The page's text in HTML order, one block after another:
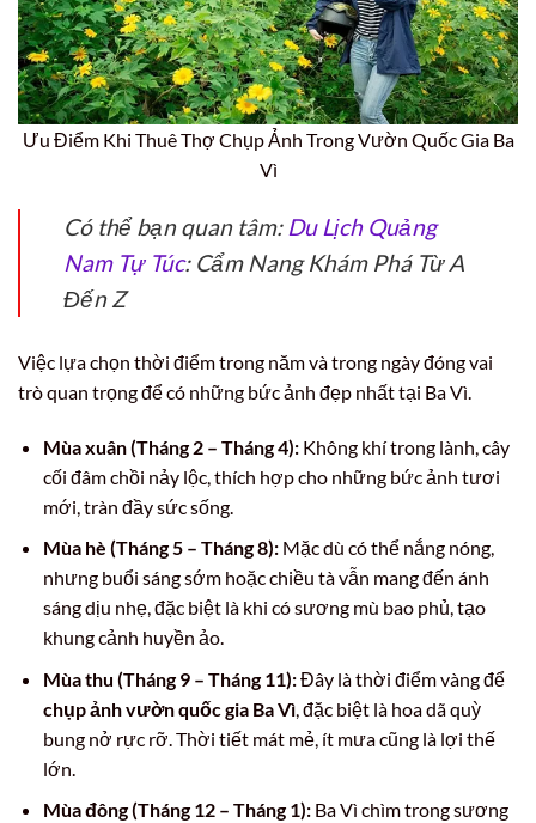
Ưu Điểm Khi Thuê Thợ Chụp Ảnh Trong Vườn Quốc Gia Ba
Vì
Có thể bạn quan tâm: Du Lịch Quảng
Nam Tự Túc: Cẩm Nang Khám Phá Từ A
Đến Z
Việc lựa chọn thời điểm trong năm và trong ngày đóng vai
trò quan trọng để có những bức ảnh đẹp nhất tại Ba Vì.
Mùa xuân (Tháng 2 – Tháng 4):Không khí trong lành, cây
cối đâm chồi nảy lộc, thích hợp cho những bức ảnh tươi
mới, tràn đầy sức sống.
Mùa hè (Tháng 5 – Tháng 8):Mặc dù có thể nắng nóng,
nhưng buổi sáng sớm hoặc chiều tà vẫn mang đến ánh
sáng dịu nhẹ, đặc biệt là khi có sương mù bao phủ, tạo
khung cảnh huyền ảo.
Mùa thu (Tháng 9 – Tháng 11):Đây là thời điểm vàng để
chụp ảnh vườn quốc gia Ba Vì, đặc biệt là hoa dã quỳ
bung nở rực rỡ. Thời tiết mát mẻ, ít mưa cũng là lợi thế
lớn.
Mùa đông (Tháng 12 – Tháng 1):Ba Vì chìm trong sương